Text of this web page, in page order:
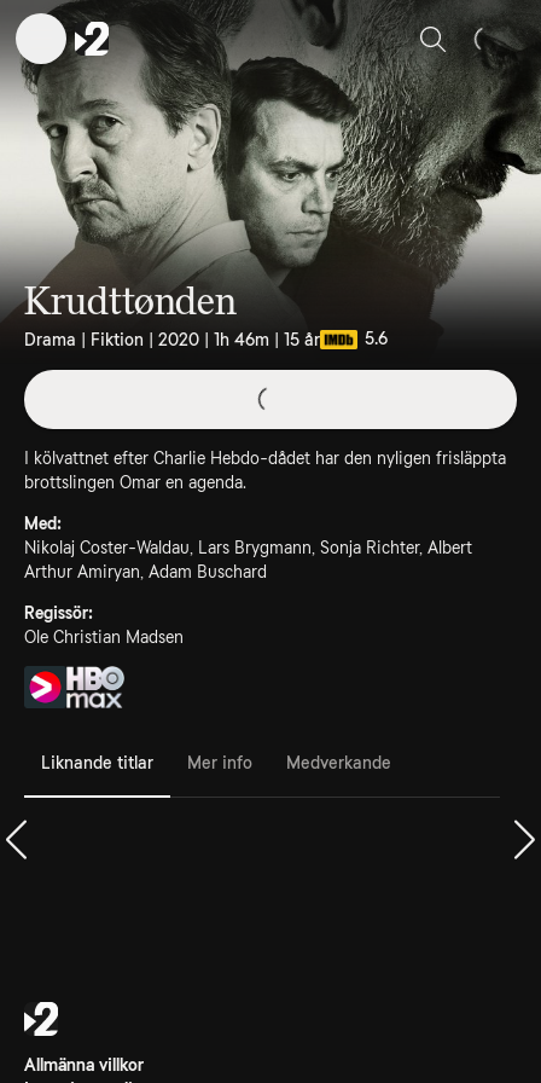
Sök
Krudttønden
Drama | Fiktion | 2020 | 1h 46m | 15 år 5.6
I kölvattnet efter Charlie Hebdo-dådet har den nyligen frisläppta
brottslingen Omar en agenda.
Med:
Nikolaj Coster-Waldau, Lars Brygmann, Sonja Richter, Albert
Arthur Amiryan, Adam Buschard
Regissör:
Ole Christian Madsen
Liknande titlar Mer info Medverkande
Allmänna villkor